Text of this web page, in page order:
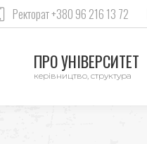
Ректорат +380 96 216 13 72
ПРО УНІВЕРСИТЕТ
керівництво, структура